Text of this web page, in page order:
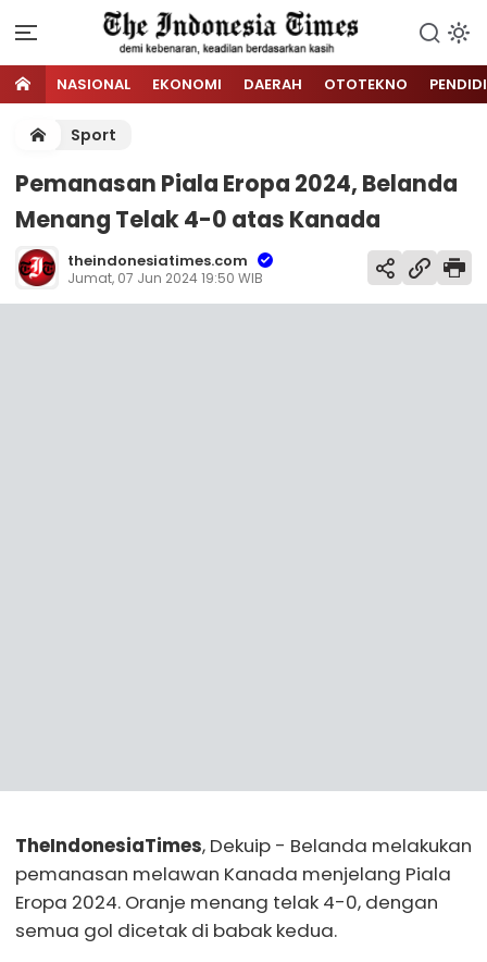
NASIONAL EKONOMI DAERAH OTOTEKNO
Sport
Pemanasan Piala Eropa 2024, Belanda
Menang Telak 4-0 atas Kanada
theindonesiatimes.com
Jumat, 07 Jun 2024 19:50 WIB
TheIndonesiaTimes, Dekuip - Belanda melakukan
pemanasan melawan Kanada menjelang Piala
Eropa 2024. Oranje menang telak 4-0, dengan
semua gol dicetak di babak kedua.